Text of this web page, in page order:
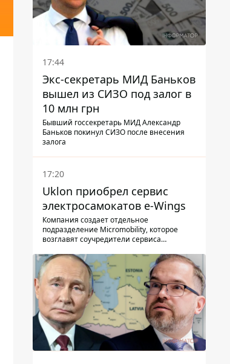
17:44
Экс-секретарь МИД Баньков
вышел из СИЗО под залог в
10 млн грн
Бывший госсекретарь МИД Александр
Баньков покинул СИЗО после внесения
залога
17:20
Uklon приобрел сервис
электросамокатов e-Wings
Компания создает отдельное
подразделение Micromobility, которое
возглавят соучредители сервиса